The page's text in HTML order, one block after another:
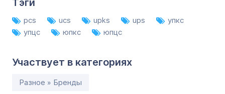
Тэги
pcs ucs upks ups
упкс
упцс
юпкс юпцс
Участвует в категориях
Разное » Бренды